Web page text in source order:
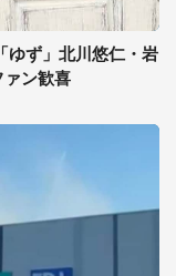
ゆず」北川悠仁・岩
ン歓喜